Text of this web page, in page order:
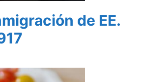
de EE.